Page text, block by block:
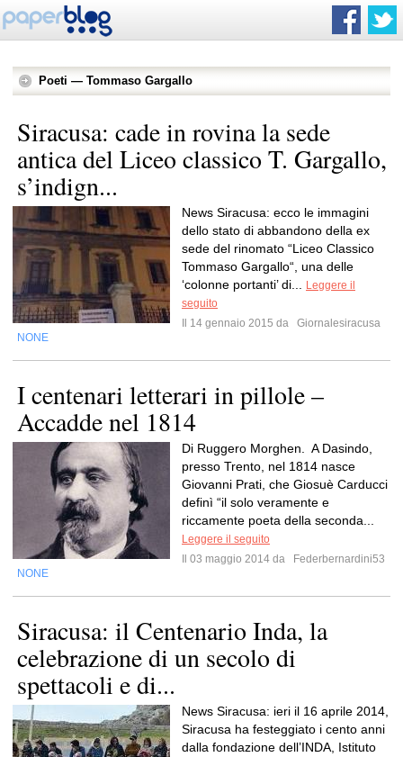
Poeti — Tommaso Gargallo
Siracusa: cade in rovina la sede
antica del Liceo classico T. Gargallo,
s’indign...
News Siracusa: ecco le immagini
dello stato di abbandono della ex
sede del rinomato “Liceo Classico
Tommaso Gargallo“, una delle
‘colonne portanti’ di...
Leggere il
seguito
Il 14 gennaio 2015 da
Giornalesiracusa
NONE
I centenari letterari in pillole –
Accadde nel 1814
Di Ruggero Morghen. A Dasindo,
presso Trento, nel 1814 nasce
Giovanni Prati, che Giosuè Carducci
definì “il solo veramente e
riccamente poeta della seconda...
Leggere il seguito
Il 03 maggio 2014 da
Federbernardini53
NONE
Siracusa: il Centenario Inda, la
celebrazione di un secolo di
spettacoli e di...
News Siracusa: ieri il 16 aprile 2014,
Siracusa ha festeggiato i cento anni
dalla fondazione dell’INDA, Istituto